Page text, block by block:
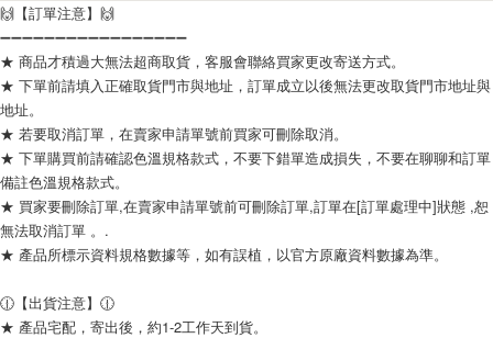
🙌【訂單注意】🙌
➖➖➖➖➖➖➖➖➖➖➖➖➖➖➖➖➖
★ 商品才積過大無法超商取貨，客服會聯絡買家更改寄送方式。
★ 下單前請填入正確取貨門市與地址，訂單成立以後無法更改取貨門市地址與
地址。
★ 若要取消訂單，在賣家申請單號前買家可刪除取消。
★ 下單購買前請確認色溫規格款式，不要下錯單造成損失，不要在聊聊和訂單
備註色溫規格款式。
★ 買家要刪除訂單,在賣家申請單號前可刪除訂單,訂單在[訂單處理中]狀態 ,恕
無法取消訂單 。.
★ 產品所標示資料規格數據等，如有誤植，以官方原廠資料數據為準。
🕧【出貨注意】🕧
★ 產品宅配，寄出後，約1-2工作天到貨。